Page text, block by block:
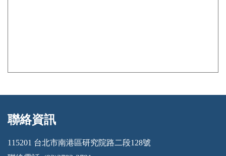
:::
聯絡資訊
115201 台北市南港區研究院路二段128號